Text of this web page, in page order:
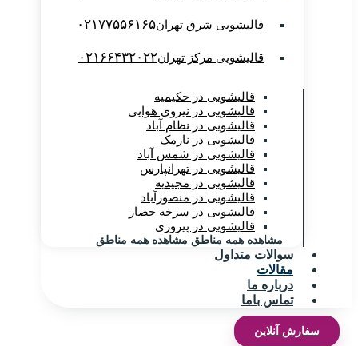
قالیشویی شرق تهران۰۲۱۷۷۵۵۶۱۶۵
قالیشویی مرکز تهران۰۲۱۶۶۴۳۲۰۲۲
قالیشویی در حکیمیه
قالیشویی در نیروی هوایی
قالیشویی در نظام آباد
قالیشویی در نارمک
قالیشویی در شمس آباد
قالیشویی در تهرانپارس
قالیشویی در مجیدیه
قالیشویی در منصورآباد
قالیشویی در سرخه حصار
قالیشویی در پیروزی
مشاهده همه مناطق مشاهده همه مناطق
سوالات متداول
مقالات
درباره ما
تماس باما
سفارش آنلاین